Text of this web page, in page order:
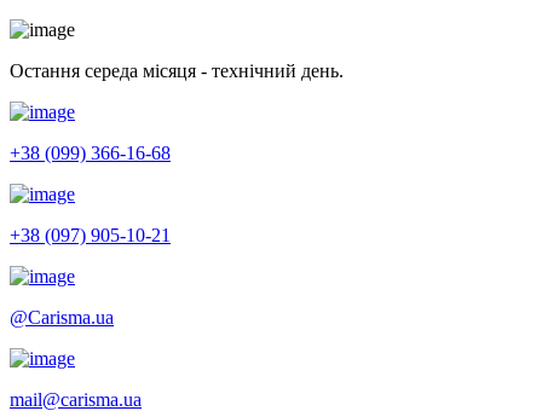
Остання середа місяця - технічний день.
+38 (099) 366-16-68
+38 (097) 905-10-21
@Carisma.ua
mail@carisma.ua